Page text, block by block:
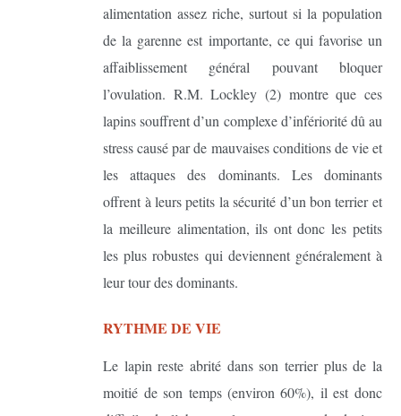
alimentation assez riche, surtout si la population
de la garenne est importante, ce qui favorise un
affaiblissement général pouvant bloquer
l’ovulation. R.M. Lockley (2) montre que ces
lapins souffrent d’un complexe d’infériorité dû au
stress causé par de mauvaises conditions de vie et
les attaques des dominants. Les dominants
offrent à leurs petits la sécurité d’un bon terrier et
la meilleure alimentation, ils ont donc les petits
les plus robustes qui deviennent généralement à
leur tour des dominants.
RYTHME DE VIE
Le lapin reste abrité dans son terrier plus de la
moitié de son temps (environ 60%), il est donc